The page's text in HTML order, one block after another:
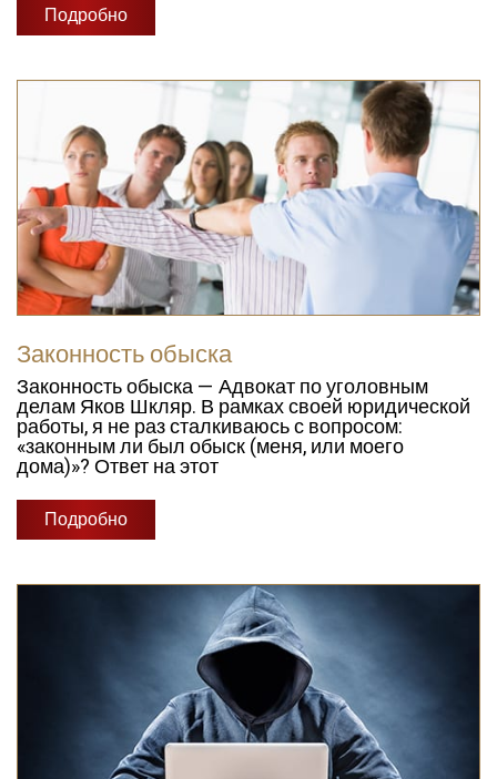
Подробно
Законность обыска
Законность обыска — Адвокат по уголовным
делам Яков Шкляр. В рамках своей юридической
работы, я не раз сталкиваюсь с вопросом:
«законным ли был обыск (меня, или моего
дома)»? Ответ на этот
Подробно